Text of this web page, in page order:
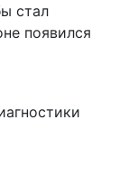
стал
появился